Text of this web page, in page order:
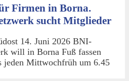
Firmen in Borna.
sucht Mitglieder
14. Juni 2026 BNI-
will in Borna Fuß fassen
jeden Mittwochfrüh um 6.45